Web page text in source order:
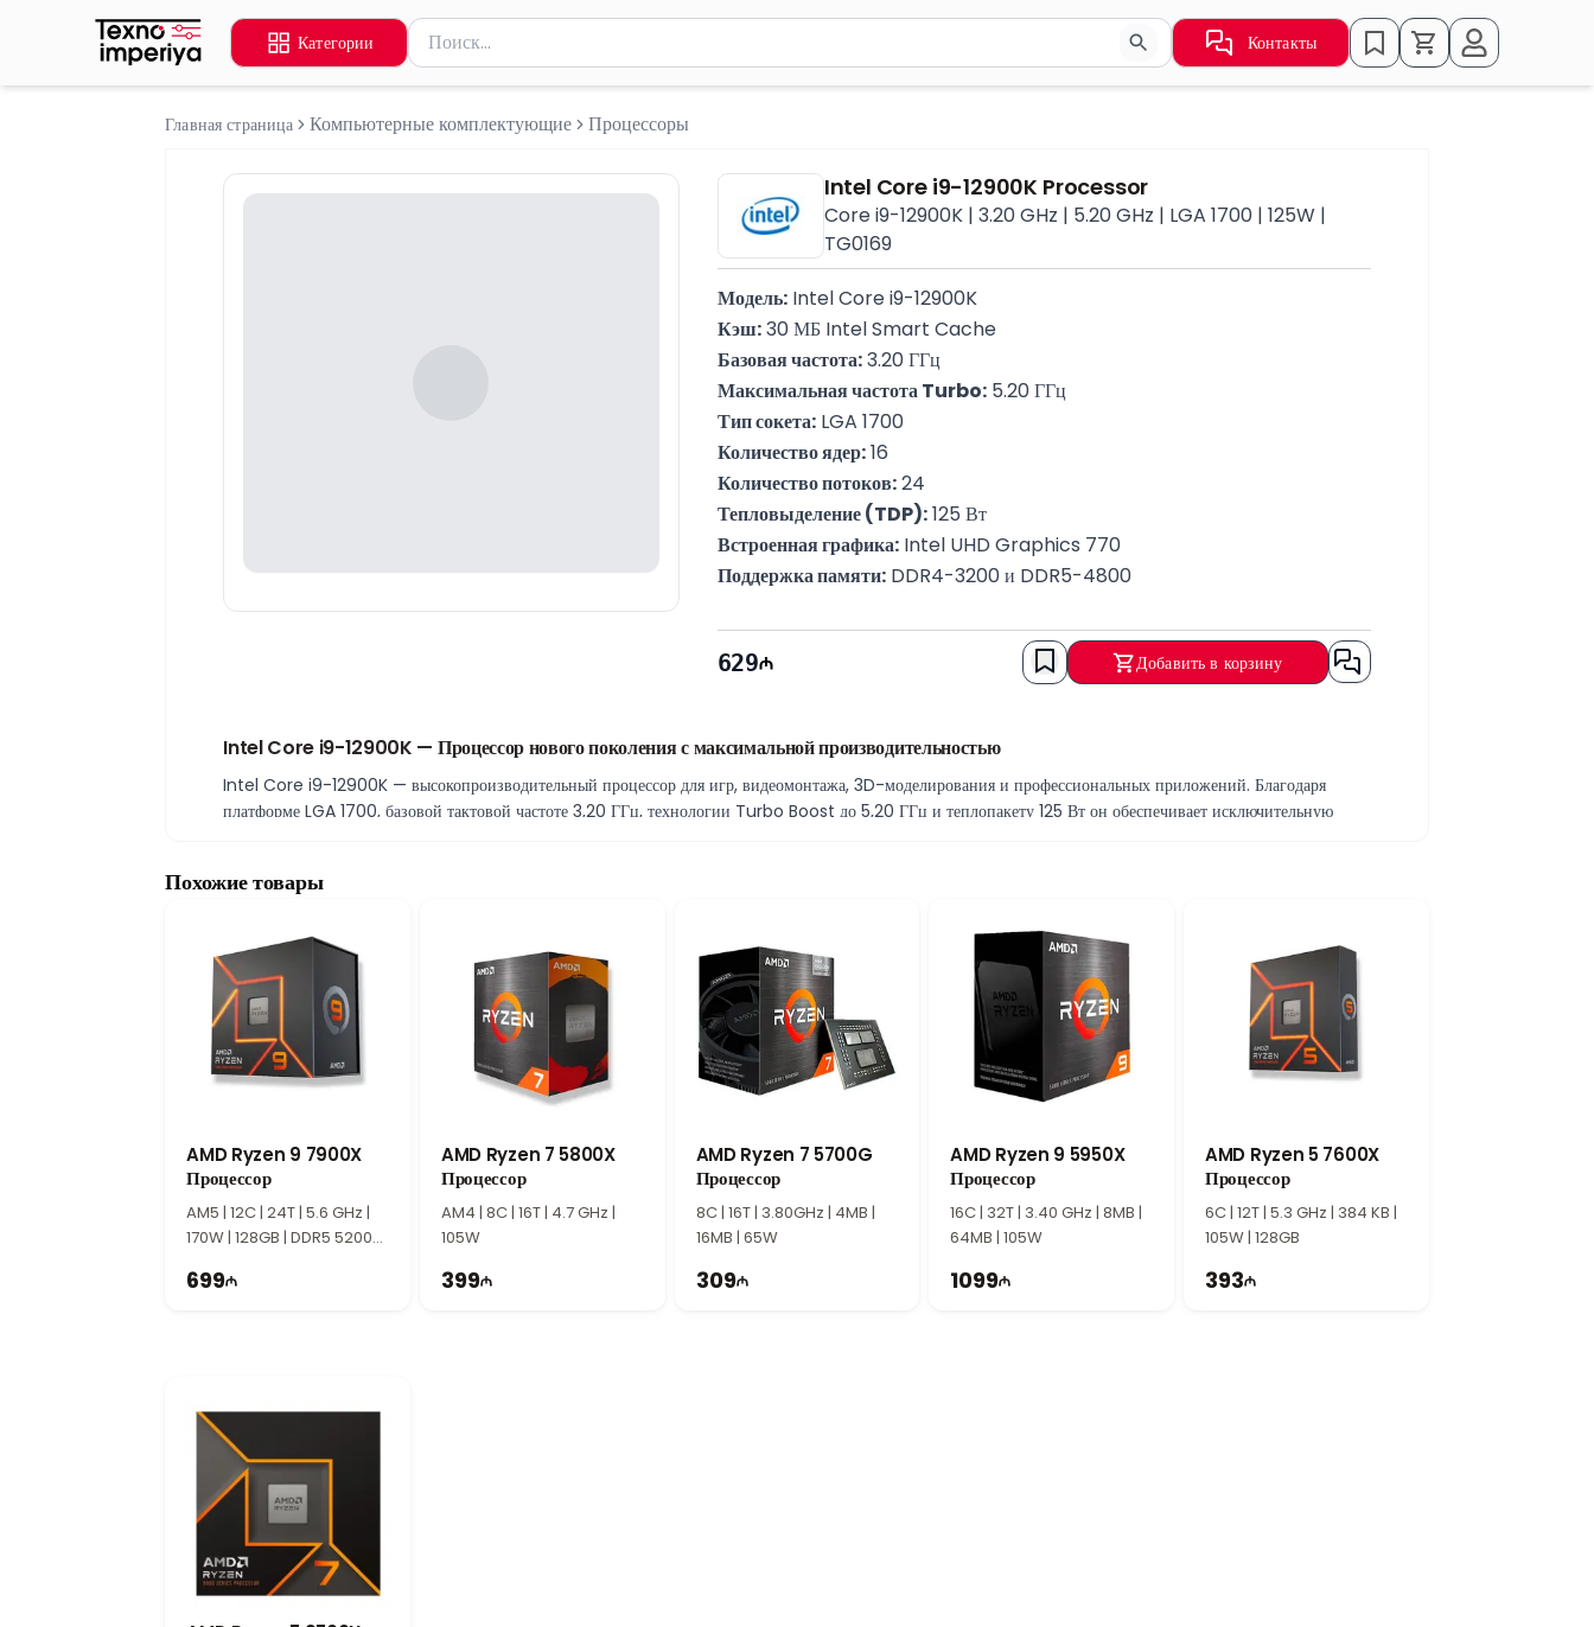
Категории
Поиск товаров
Введите минимум 2 символа для поиска. Нажмите Enter для отправки или используйте стрелки для навигации по результатам.
Контакты
Главная страница Компьютерные комплектующие Процессоры
Intel Core i9-12900K Processor
Core i9-12900K | 3.20 GHz | 5.20 GHz | LGA 1700 | 125W |
TG0169
Модель: Intel Core i9-12900K
Кэш: 30 МБ Intel Smart Cache
Базовая частота: 3.20 ГГц
Максимальная частота Turbo: 5.20 ГГц
Тип сокета: LGA 1700
Количество ядер: 16
Количество потоков: 24
Тепловыделение (TDP): 125 Вт
Встроенная графика: Intel UHD Graphics 770
Поддержка памяти: DDR4-3200 и DDR5-4800
Технологический процесс: Intel 7
Гарантия:
629 Добавить в корзину
Intel Core i9-12900K — Процессор нового поколения с максимальной производительностью
Intel Core i9-12900K — высокопроизводительный процессор для игр, видеомонтажа, 3D-моделирования и профессиональных приложений. Благодаря
платформе LGA 1700, базовой тактовой частоте 3,20 ГГц, технологии Turbo Boost до 5,20 ГГц и теплопакету 125 Вт он обеспечивает исключительную
Intel Core i9-12900K способен достигать частоты до 5,20 ГГц, обеспечивая быстрый запуск приложений, высокую частоту кадров в современных играх и
Платформа LGA 1700
Сокет LGA 1700 обеспечивает совместимость с современными материнскими платами и позволяет создать производительную компьютерную систему нового
поколения. Платформа поддерживает современные технологии и предоставляет широкие возможности для дальнейшего обновления ПК.
Преимущества Intel Core i9-12900K
Благодаря теплопакету 125 Вт Intel Core i9-12900K сочетает высокую производительность, надежность и стабильную работу. Этот процессор станет
отличным выбором для игровых компьютеров, профессиональных рабочих станций и пользователей, которым требуется максимальная вычислительная
Похожие товары
AMD Ryzen 9 7900X
Процессор
AM5 | 12C | 24T | 5.6 GHz |
170W | 128GB | DDR5 5200
699
AMD Ryzen 7 5800X
Процессор
AM4 | 8C | 16T | 4.7 GHz |
105W
399
AMD Ryzen 7 5700G
Процессор
8C | 16T | 3.80GHz | 4MB |
16MB | 65W
309
AMD Ryzen 9 5950X
Процессор
16C | 32T | 3.40 GHz | 8MB |
64MB | 105W
1099
AMD Ryzen 5 7600X
Процессор
6C | 12T | 5.3 GHz | 384 KB |
105W | 128GB
393